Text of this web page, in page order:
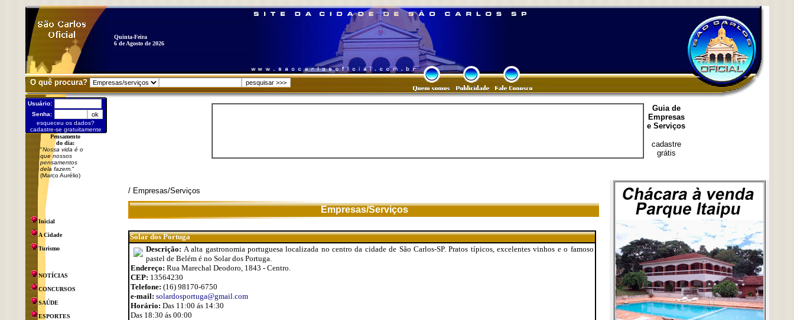
Quinta-Feira
6 de Agosto de 2026
O quê procura?
Usuário:
Senha:
esqueceu os dados?
cadastre-se gratuitamente
Pensamento
do dia:
"Nossa vida é o
que nossos
pensamentos
dela fazem. "
(Marco Aurélio)
Inicial
A Cidade
Turismo
NOTÍCIAS
CONCURSOS
SAÚDE
ESPORTES
Guia de
Empresas
e Serviços
cadastre
grátis
/ Empresas/Serviços
Empresas/Serviços
Solar dos Portuga
Descrição: A alta gastronomia portuguesa localizada no centro da cidade de São Carlos-SP. Pratos típicos, excelentes vinhos e o famoso
pastel de Belém é no Solar dos Portuga.
Endereço: Rua Marechal Deodoro, 1843 - Centro.
CEP: 13564230
Telefone: (16) 98170-6750
e-mail: solardosportuga@gmail.com
Horário: Das 11:00 ás 14:30
Das 18:30 ás 00:00